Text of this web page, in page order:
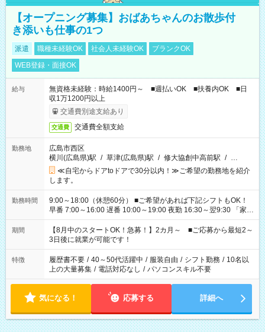
【オープニング募集】おばあちゃんのお散歩付
き添いも仕事の1つ
派遣 職種未経験OK 社会人未経験OK
ブランクOK
WEB登録・面接OK
給与
無資格未経験：時給1400円～ ■週払いOK ■扶養内OK ■日
収1万1200円以上
交通費別途支給あり
交通費 交通費全額支給
勤務地
広島市西区
横川(広島県)駅 / 草津(広島県)駅 / 修大協創中高前駅 / …
≪自宅からドアtoドアで30分以内！≫ご希望の勤務地を紹介
します。
勤務時間
9:00～18:00（休憩60分） ■ご希望があれば下記シフトもOK！
早番 7:00～16:00 遅番 10:00～19:00 夜勤 16:30～翌9:30 「家族
と休みを合わせたい」 「余裕を持って夕飯の準備がしたい」
「できれば残業はしたくない」 など、ご希望を教えてください
ね。 ※Wワーク希望の方へ 今ご覧のお仕事で希望する勤務時間
と、もう1つのお仕事の勤務時間。 合計で週40時間を超える場
合は応募できません。
期間
【8月中のスタートOK！急募！】2カ月～ ■ご応募から最短2～
3日後に就業が可能です！
特徴 履歴書不要 / 40～50代活躍中 / 服装自由 / シフト勤務 / 10名以
上の大量募集 / 電話対応なし / パソコンスキル不要
気になる！ 応募する 詳細へ